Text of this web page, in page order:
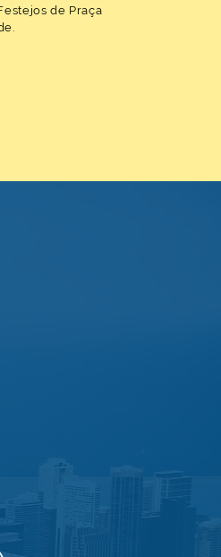
de Praça